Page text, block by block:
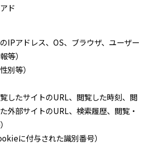
ド
IPアドレス、OS、ブラウザ、ユーザー
等）
別等）
したサイトのURL、閲覧した時刻、閲
外部サイトのURL、検索履歴、閲覧・
に付与された識別番号）